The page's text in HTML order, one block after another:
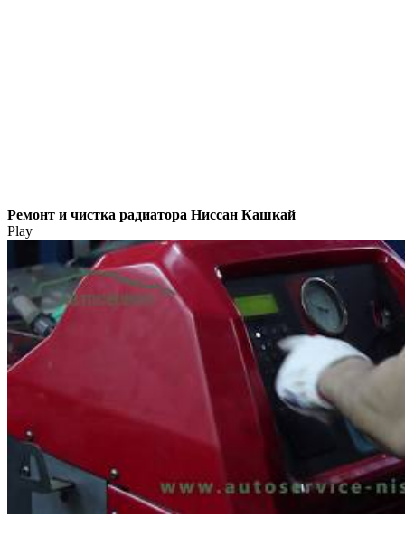
Ремонт и чистка радиатора Ниссан Кашкай
Play